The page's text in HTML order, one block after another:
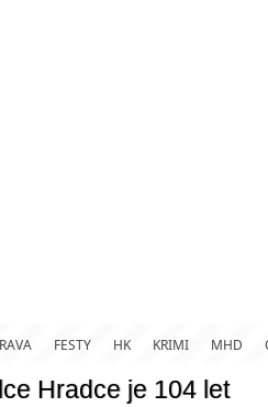
FESTY HK KRIMI MHD
Hradce je 104 let